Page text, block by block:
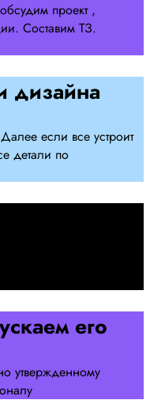
проект ,
Составим ТЗ.
дизайна
если все устроит
детали по
его
утвержденному